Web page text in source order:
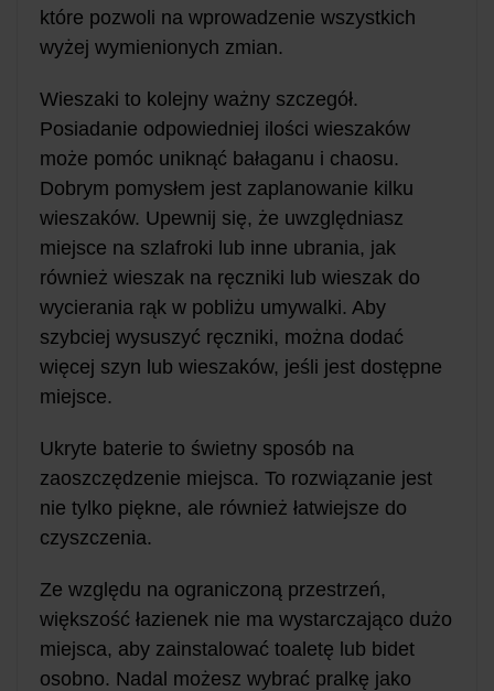
które pozwoli na wprowadzenie wszystkich
wyżej wymienionych zmian.
Wieszaki to kolejny ważny szczegół.
Posiadanie odpowiedniej ilości wieszaków
może pomóc uniknąć bałaganu i chaosu.
Dobrym pomysłem jest zaplanowanie kilku
wieszaków. Upewnij się, że uwzględniasz
miejsce na szlafroki lub inne ubrania, jak
również wieszak na ręczniki lub wieszak do
wycierania rąk w pobliżu umywalki. Aby
szybciej wysuszyć ręczniki, można dodać
więcej szyn lub wieszaków, jeśli jest dostępne
miejsce.
Ukryte baterie to świetny sposób na
zaoszczędzenie miejsca. To rozwiązanie jest
nie tylko piękne, ale również łatwiejsze do
czyszczenia.
Ze względu na ograniczoną przestrzeń,
większość łazienek nie ma wystarczająco dużo
miejsca, aby zainstalować toaletę lub bidet
osobno. Nadal możesz wybrać pralkę jako